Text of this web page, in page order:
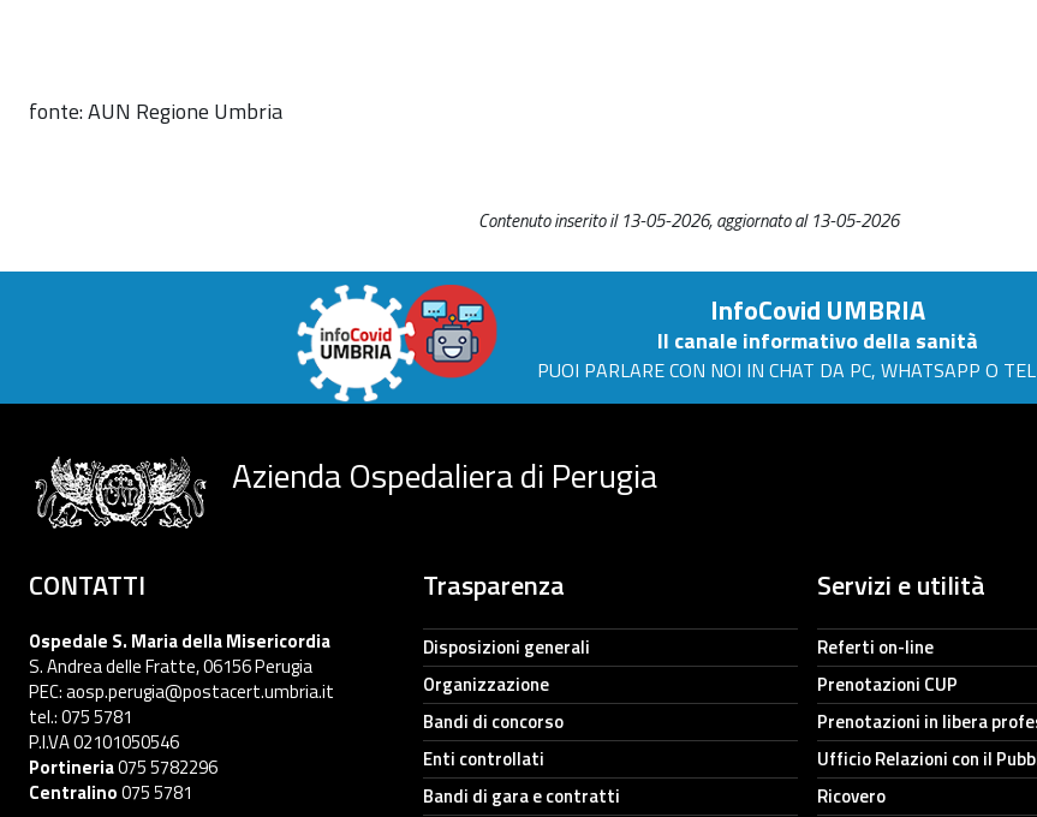
fonte: AUN Regione Umbria
Contenuto inserito il 13-05-2026, aggiornato al 13-05-2026
InfoCovid UMBRIA
Il canale informativo della sanità
PUOI PARLARE CON NOI IN CHAT DA PC, WHATSAPP O
Azienda Ospedaliera di Perugia
CONTATTI
Ospedale S. Maria della Misericordia
S. Andrea delle Fratte, 06156 Perugia
PEC: aosp.perugia@postacert.umbria.it
tel.: 075 5781
P.I.VA 02101050546
Portineria075 5782296
Centralino075 5781
Trasparenza
Disposizioni generali
Organizzazione
Bandi di concorso
Enti controllati
Bandi di gara e contratti
Servizi e utilità
Referti on-line
Prenotazioni CUP
Prenotazioni in libera
Ufficio Relazioni con il
Ricovero